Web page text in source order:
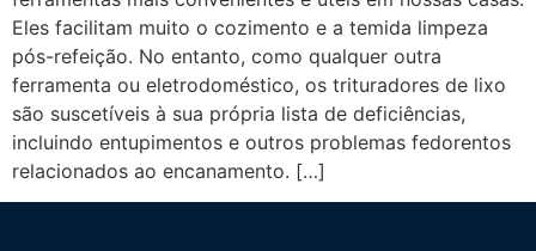
Eles facilitam muito o cozimento e a temida limpeza
pós-refeição. No entanto, como qualquer outra
ferramenta ou eletrodoméstico, os trituradores de lixo
são suscetíveis à sua própria lista de deficiências,
incluindo entupimentos e outros problemas fedorentos
relacionados ao encanamento. […]